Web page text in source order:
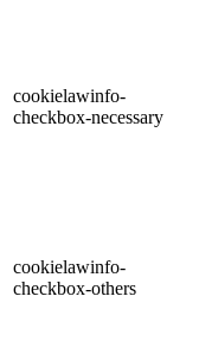
cookielawinfo-
checkbox-necessary
cookielawinfo-
checkbox-others